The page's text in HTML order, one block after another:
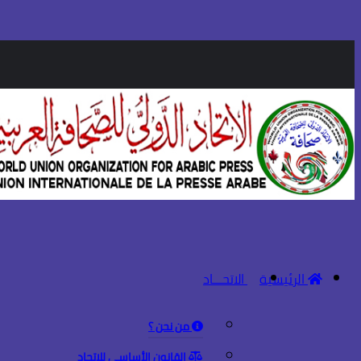
الرئيسية الاتحـــاد
من نحن ؟